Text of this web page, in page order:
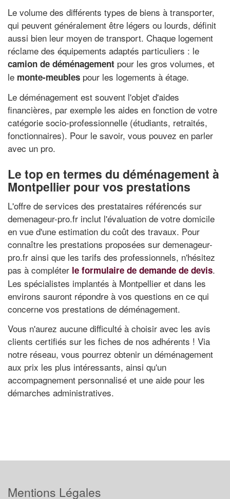
Le volume des différents types de biens à transporter,
qui peuvent généralement être légers ou lourds, définit
aussi bien leur moyen de transport. Chaque logement
réclame des équipements adaptés particuliers : le
camion de déménagement pour les gros volumes, et
le monte-meubles pour les logements à étage.
Le déménagement est souvent l'objet d'aides
financières, par exemple les aides en fonction de votre
catégorie socio-professionnelle (étudiants, retraités,
fonctionnaires). Pour le savoir, vous pouvez en parler
avec un pro.
Le top en termes du déménagement à
Montpellier pour vos prestations
L'offre de services des prestataires référencés sur
demenageur-pro.fr inclut l'évaluation de votre domicile
en vue d'une estimation du coût des travaux. Pour
connaître les prestations proposées sur demenageur-
pro.fr ainsi que les tarifs des professionnels, n'hésitez
pas à compléter le formulaire de demande de devis.
Les spécialistes implantés à Montpellier et dans les
environs sauront répondre à vos questions en ce qui
concerne vos prestations de déménagement.
Vous n'aurez aucune difficulté à choisir avec les avis
clients certifiés sur les fiches de nos adhérents ! Via
notre réseau, vous pourrez obtenir un déménagement
aux prix les plus intéressants, ainsi qu'un
accompagnement personnalisé et une aide pour les
démarches administratives.
Mentions Légales